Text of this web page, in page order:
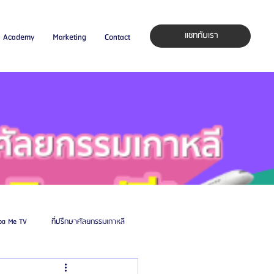
Academy Marketing Contact แชทกับเรา
Me TV ที่ปรึกษาศัลยกรรมเกาหลี
ศัลยแพทย์ ประเทศเกาหลี